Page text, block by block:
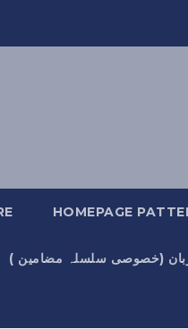
HOMEPAGE
(خصوصی سلسلہ مضامین )